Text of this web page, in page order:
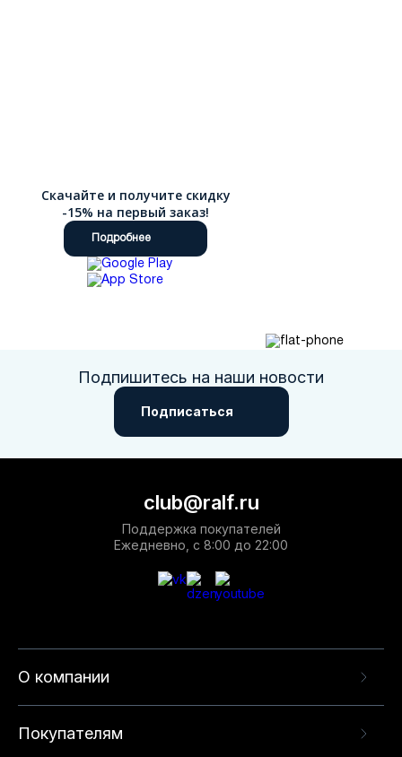
Скачайте и получите скидку
-15% на первый заказ!
Подробнее
Подпишитесь на наши новости
Подписаться
О компании
Покупателям
club@ralf.ru
Поддержка покупателей
Ежедневно, с 8:00 до 22:00